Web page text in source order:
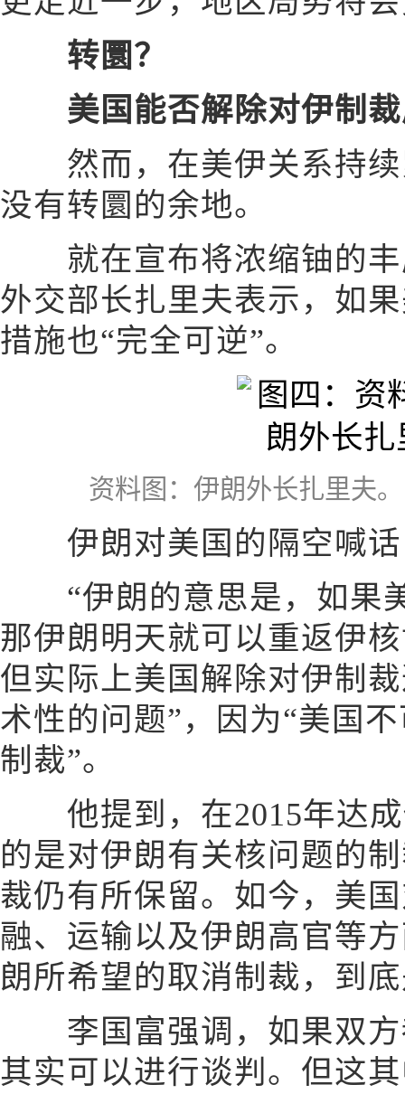
转圜？
美国能否解除对伊制
然而，在美伊关系持续
没有转圜的余地。
就在宣布将浓缩铀的丰
外交部长扎里夫表示，如
措施也“完全可逆”。
资料图：伊朗外长扎里夫。
伊朗对美国的隔空喊话
“伊朗的意思是，如果
那伊朗明天就可以重返伊
但实际上美国解除对伊制
术性的问题”，因为“美国
制裁”。
他提到，在2015年达成
的是对伊朗有关核问题的
裁仍有所保留。如今，美
融、运输以及伊朗高官等
朗所希望的取消制裁，到
李国富强调，如果双方
其实可以进行谈判。但这